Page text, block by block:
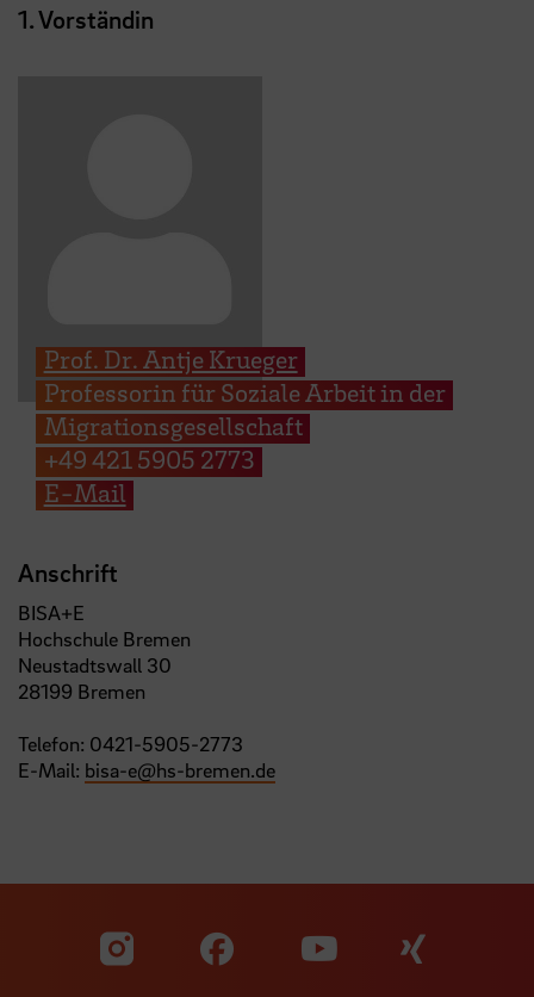
1. Vorständin
Prof. Dr. Antje Krueger
Professorin für Soziale Arbeit in der
Migrationsgesellschaft
+49 421 5905 2773
E-Mail
Anschrift
BISA+E
Hochschule Bremen
Neustadtswall 30
28199 Bremen
Telefon: 0421-5905-2773
E-Mail: bisa-e@hs-bremen.de
Zu unserer Facebook
Zu